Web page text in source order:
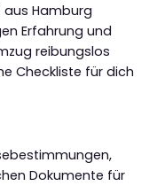
aus Hamburg
Erfahrung und
reibungslos
Checkliste für dich
Dokumente für